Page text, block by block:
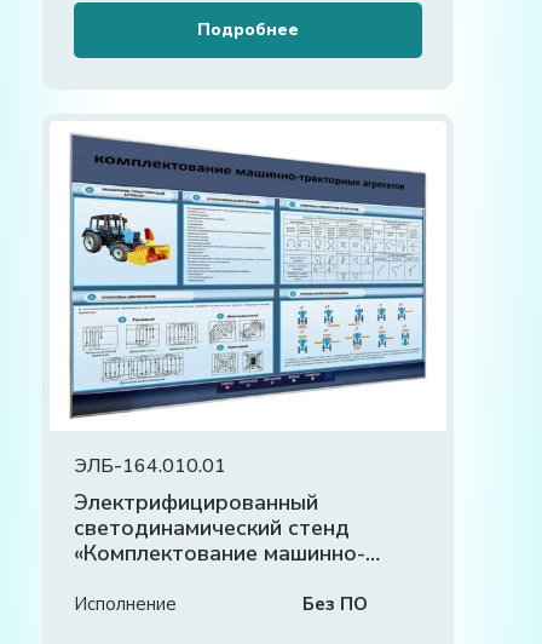
Подробнее
ЭЛБ-164.010.01
Электрифицированный
светодинамический стенд
«Комплектование машинно-
Исполнение Без ПО